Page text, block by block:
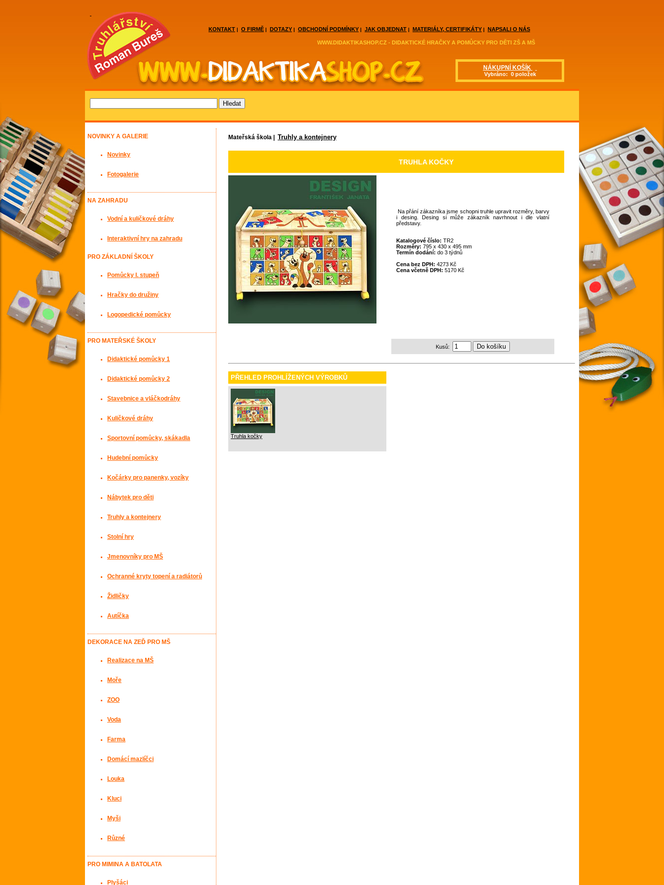
WWW.DIDAKTIKASHOP.CZ - DIDAKTICKÉ HRAČKY A POMŮCKY PRO DĚTI ZŠ A MŠ
KONTAKT | O FIRMĚ | DOTAZY | OBCHODNÍ PODMÍNKY | JAK OBJEDNAT | MATERIÁLY, CERTIFIKÁTY | NAPSALI O NÁS
NÁKUPNÍ KOŠÍK
Vybráno: 0 položek
Mateřská škola | Truhly a kontejnery
TRUHLA KOČKY
Na přání zákazníka jsme schopni truhle upravit rozměry, barvy
i desing. Desing si může zákazník navrhnout i dle vlatní
představy.
Katalogové číslo: TR2
Rozměry: 795 x 430 x 495 mm
Termín dodání: do 3 týdnů
Cena bez DPH: 4273 Kč
Cena včetně DPH: 5170 Kč
Kusů:
PŘEHLED PROHLÍŽENÝCH VÝROBKŮ
Truhla kočky
NOVINKY A GALERIE
Novinky
Fotogalerie
NA ZAHRADU
Vodní a kuličkové dráhy
Interaktivní hry na zahradu
PRO ZÁKLADNÍ ŠKOLY
Pomůcky I. stupeň
Hračky do družiny
Logopedické pomůcky
PRO MATEŘSKÉ ŠKOLY
Didaktické pomůcky 1
Didaktické pomůcky 2
Stavebnice a vláčkodráhy
Kuličkové dráhy
Sportovní pomůcky, skákadla
Hudební pomůcky
Kočárky pro panenky, vozíky
Nábytek pro děti
Truhly a kontejnery
Stolní hry
Jmenovníky pro MŠ
Ochranné kryty topení a radiátorů
Židličky
Autíčka
DEKORACE NA ZEĎ PRO MŠ
Realizace na MŠ
Moře
ZOO
Voda
Farma
Domácí mazlíčci
Louka
Kluci
Myši
Různé
PRO MIMINA A BATOLATA
Plyšáci